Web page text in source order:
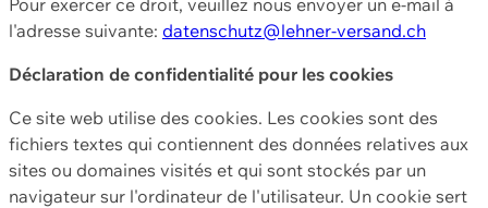
l'adresse suivante: datenschutz@lehner-versand.ch
Déclaration de confidentialité pour les cookies
Ce site web utilise des cookies. Les cookies sont des
fichiers textes qui contiennent des données relatives aux
sites ou domaines visités et qui sont stockés par un
navigateur sur l'ordinateur de l'utilisateur. Un cookie sert